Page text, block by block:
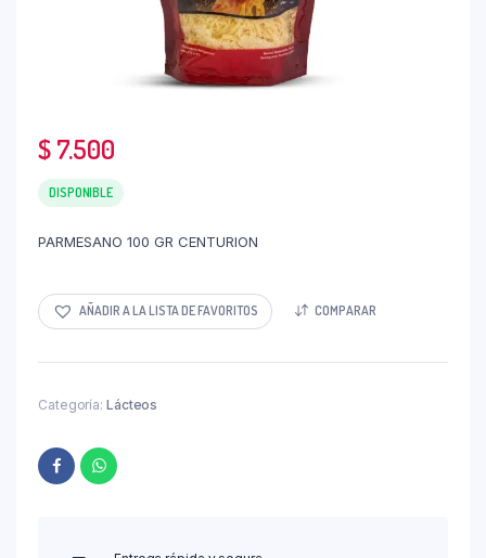
$7.500
DISPONIBLE
PARMESANO 100 GR CENTURION
AÑADIR A LA LISTA DE FAVORITOS COMPARAR
Categoría: Lácteos